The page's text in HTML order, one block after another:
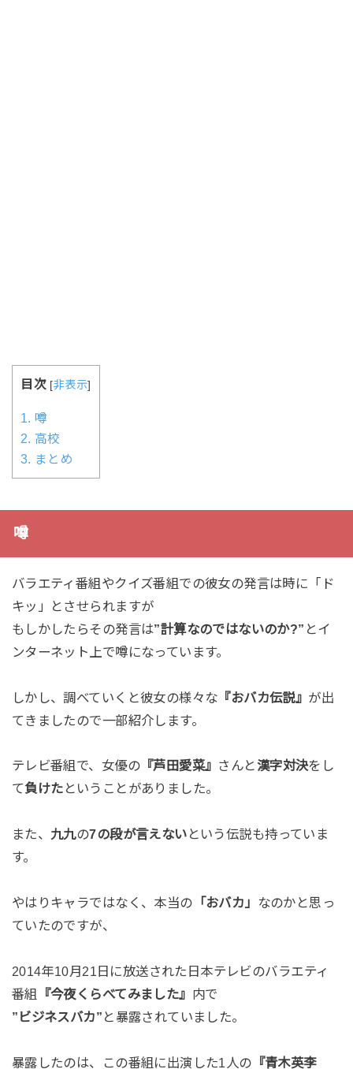
目次 [非表示]
1. 噂
2. 高校
3. まとめ
噂
バラエティ番組やクイズ番組での彼女の発言は時に「ド
キッ」とさせられますが
もしかしたらその発言は”計算なのではないのか?” とイ
ンターネット上で噂になっています。
しかし、調べていくと彼女の様々な 『おバカ伝説』 が出
てきましたので一部紹介します。
テレビ番組で、女優の『芦田愛菜』 さんと漢字対決をし
て負けた ということがありました。
また、 九九の7の段が言えない という伝説も持っていま
す。
やはりキャラではなく、本当の 「おバカ」
なのかと思っ
ていたのですが、
2014年10月21日に放送された日本テレビのバラエティ
番組
『今夜くらべてみました』 内で
”ビジネスバカ” と暴露されていました。
暴露したのは、この番組に出演した1人の 『青木英李